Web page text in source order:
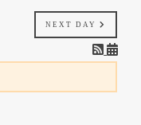
NEXT DAY